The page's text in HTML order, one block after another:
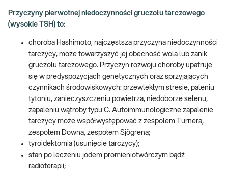
Przyczyny pierwotnej niedoczynności gruczołu tarczowego
(wysokie TSH) to:
choroba Hashimoto, najczęstsza przyczyna niedoczynności
tarczycy, może towarzyszyć jej obecność wola lub zanik
gruczołu tarczowego. Przyczyn rozwoju choroby upatruje
się w predyspozycjach genetycznych oraz sprzyjających
czynnikach środowiskowych: przewlekłym stresie, paleniu
tytoniu, zanieczyszczeniu powietrza, niedoborze selenu,
zapaleniu wątroby typu C. Autoimmunologiczne zapalenie
tarczycy może współwystępować z zespołem Turnera,
zespołem Downa, zespołem Sjögrena;
tyroidektomia (usunięcie tarczycy);
stan po leczeniu jodem promieniotwórczym bądź
radioterapii;